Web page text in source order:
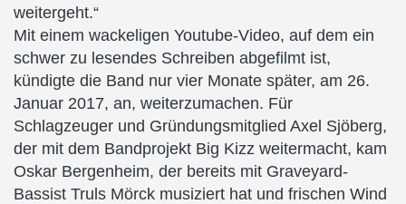
weitergeht.“
Mit einem wackeligen Youtube-Video, auf dem ein
schwer zu lesendes Schreiben abgefilmt ist,
kündigte die Band nur vier Monate später, am 26.
Januar 2017, an, weiterzumachen. Für
Schlagzeuger und Gründungsmitglied Axel Sjöberg,
der mit dem Bandprojekt Big Kizz weitermacht, kam
Oskar Bergenheim, der bereits mit Graveyard-
Bassist Truls Mörck musiziert hat und frischen Wind